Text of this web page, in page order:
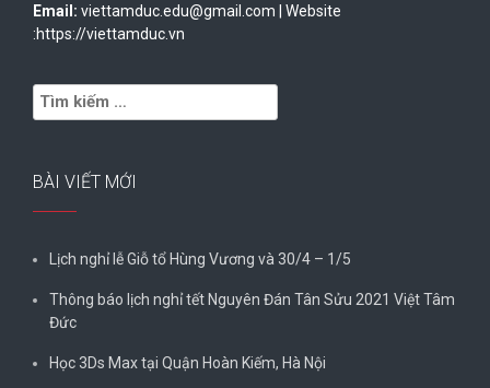
Email: viettamduc.edu@gmail.com | Website
:https://viettamduc.vn
Tìm
kiếm
BÀI VIẾT MỚI
Lịch nghỉ lễ Giỗ tổ Hùng Vương và 30/4 – 1/5
Thông báo lịch nghỉ tết Nguyên Đán Tân Sửu 2021 Việt Tâm
Đức
Học 3Ds Max tại Quận Hoàn Kiếm, Hà Nội